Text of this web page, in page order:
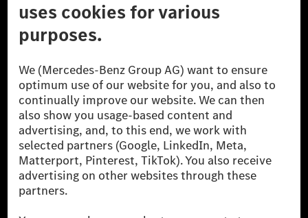
A Mercedes-Benz Csoport
A Mercedes-Benz Group AG (korábbi Daimler AG) a
Mercedes-Benz AG-val együtt a prémium és
luxusautók, valamint kishaszonjárművek vezető
globális szállítói vagyunk. A Mercedes-Benz Mobility
AG finanszírozást, lízinget, autó előfizetést és
autókölcsönzést, flottakezelést, digitális
szolgáltatásokat a töltéshez és fizetéshez,
biztosításközvetítést, valamint innovatív mobilitási
szolgáltatásokat kínál.